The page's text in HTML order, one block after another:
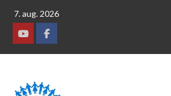
7. aug. 2026
YoutubeFacebook